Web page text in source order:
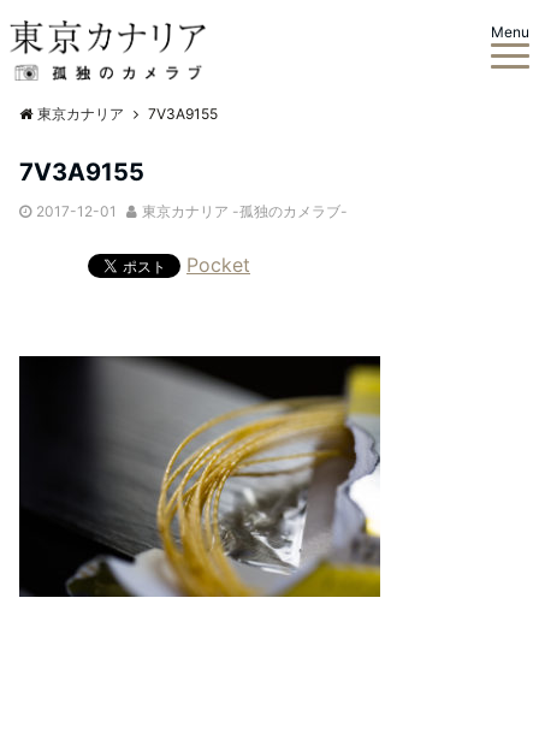
Menu
東京カナリア 7V3A9155
7V3A9155
2017-12-01 東京カナリア -孤独のカメラブ-
Pocket